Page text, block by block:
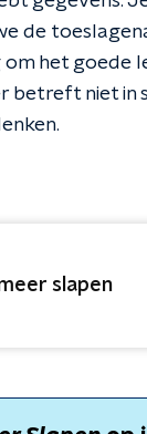
de
het goede
betreft niet
slapen